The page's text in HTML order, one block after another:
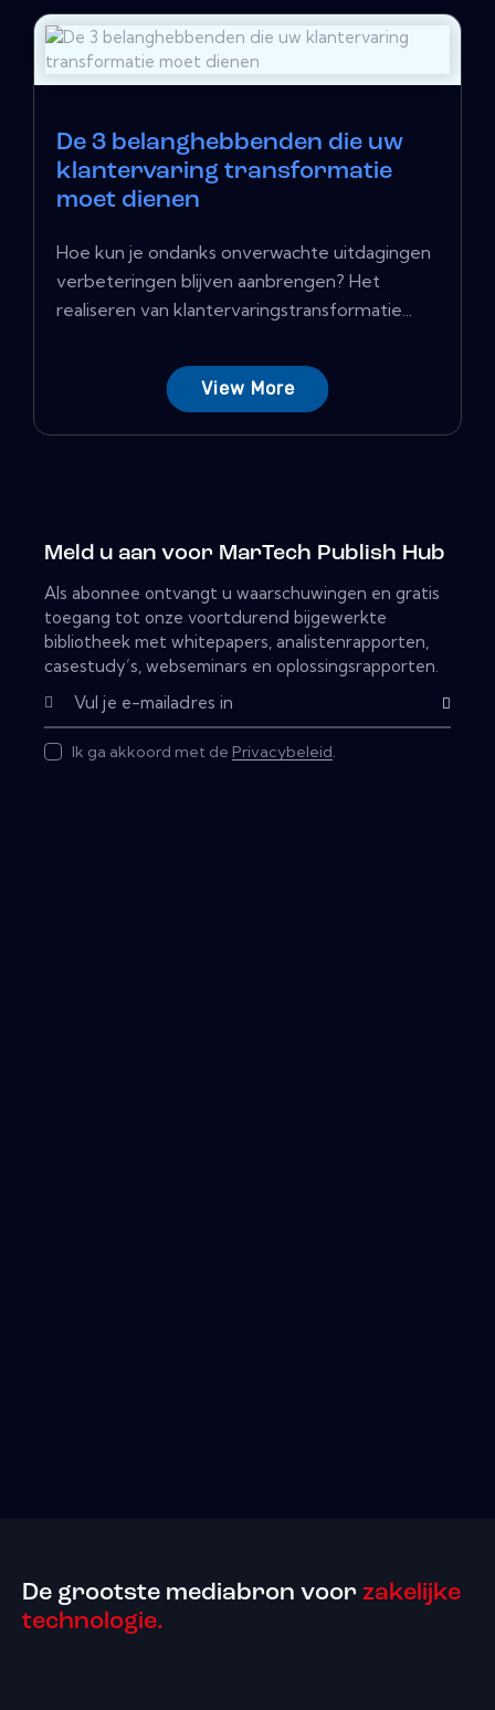
De 3 belanghebbenden die uw
klantervaring transformatie
moet dienen
Hoe kun je ondanks onverwachte uitdagingen
verbeteringen blijven aanbrengen? Het
realiseren van klantervaringstransformatie...
View More
Meld u aan voor MarTech Publish Hub
Als abonnee ontvangt u waarschuwingen en gratis
toegang tot onze voortdurend bijgewerkte
bibliotheek met whitepapers, analistenrapporten,
casestudy’s, webseminars en oplossingsrapporten.
Subscribe
Ik ga akkoord met de Privacybeleid.
De grootste mediabron voor zakelijke
technologie.